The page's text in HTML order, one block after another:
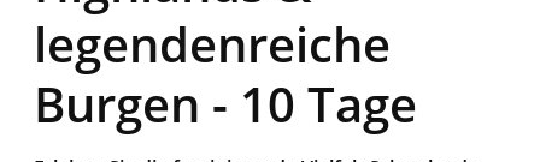
legendenreiche
Burgen - 10 Tage